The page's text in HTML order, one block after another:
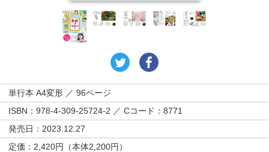
単行本 A4変形 ／ 96ページ
ISBN：978-4-309-25724-2 ／ Cコード：8771
発売日：2023.12.27
定価：2,420円（本体2,200円）